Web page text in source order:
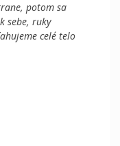
potom sa
sebe, ruky
celé telo